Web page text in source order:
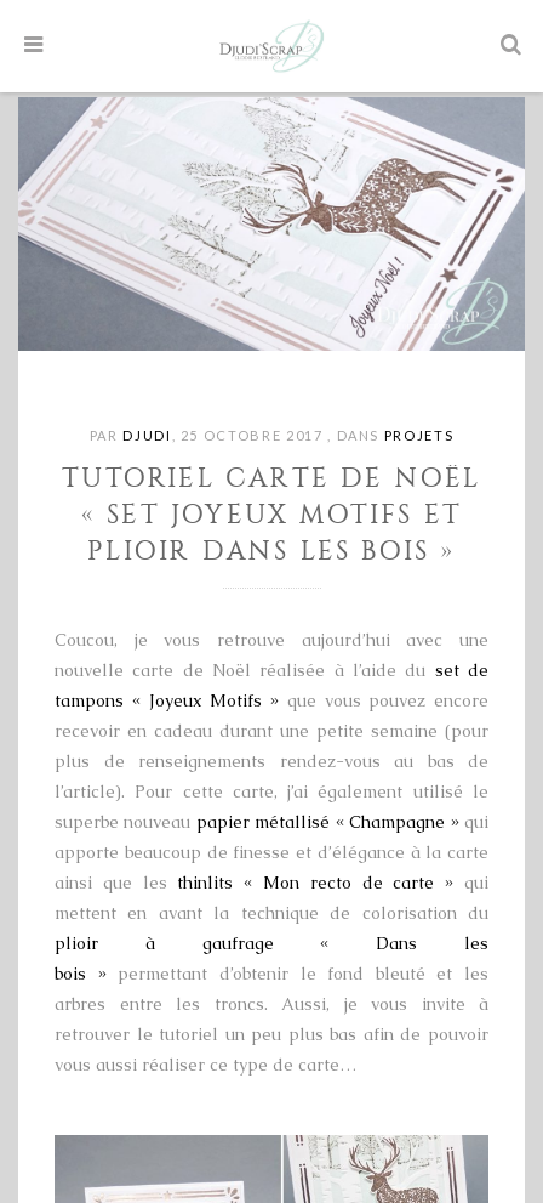
PARDJUDI 25 OCTOBRE 2017 DANS PROJETS
TUTORIEL CARTE DE NOËL
« SET JOYEUX MOTIFS ET
PLIOIR DANS LES BOIS »
Coucou, je vous retrouve aujourd’hui avec une
nouvelle carte de Noël réalisée à l’aide du set de
tampons « Joyeux Motifs » que vous pouvez encore
recevoir en cadeau durant une petite semaine (pour
plus de renseignements rendez-vous au bas de
l’article). Pour cette carte, j’ai également utilisé le
superbe nouveau papier métallisé « Champagne »qui
apporte beaucoup de finesse et d’élégance à la carte
ainsi que les thinlits « Mon recto de carte » qui
mettent en avant la technique de colorisation du
plioir à gaufrage « Dans les
bois »permettant d’obtenir le fond bleuté et les
arbres entre les troncs. Aussi, je vous invite à
retrouver le tutoriel un peu plus bas afin de pouvoir
vous aussi réaliser ce type de carte…